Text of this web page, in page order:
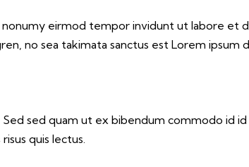
eirmod tempor invidunt ut labore et
no sea takimata sanctus est Lorem ipsum
sed quam ut ex bibendum commodo id
quis lectus.